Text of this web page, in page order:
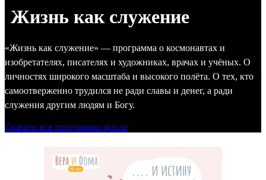
Жизнь как служение
«Жизнь как служение» — программа о космонавтах и
изобретателях, писателях и художниках, врачах и учёных. О
личностях широкого масштаба и высокого полёта. О тех, кто
самоотверженно трудился не ради славы и денег, а ради
служения другим людям и Богу.
Скачать все программы цикла